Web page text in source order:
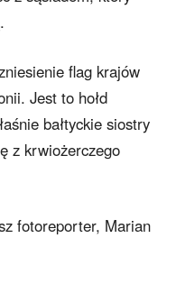
flag krajów
Jest to hołd
bałtyckie siostry
z krwiożerczego
fotoreporter, Marian